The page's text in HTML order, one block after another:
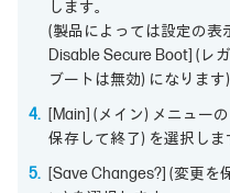
します。
(製品によっては設定の表
Disable Secure Boot] (レ
ブートは無効) になります)
[Main] (メイン) メニュー
保存して終了) を選択しま
[Save Changes?] (変更を